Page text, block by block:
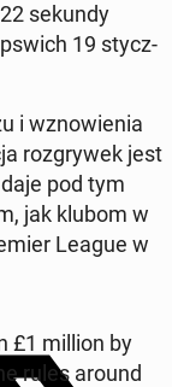
sekundy
19 sty­cz­
i wznowienia
roz­gry­wek jest
pod tym
jak klubom w
League w
£1 million by
rules around